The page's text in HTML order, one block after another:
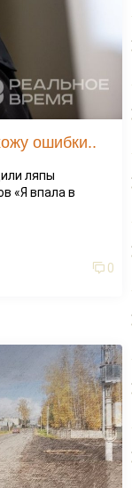
ошибки..
ляпы
«Я впала в
0